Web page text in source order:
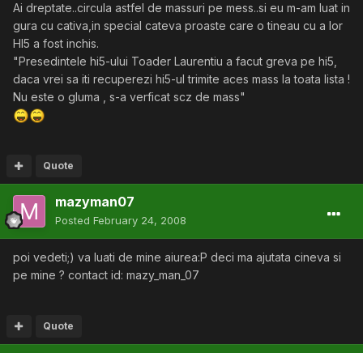
Ai dreptate..circula astfel de massuri pe mess..si eu m-am luat in
gura cu cativa,in special cateva proaste care o tineau cu a lor
HI5 a fost inchis.
"Presedintele hi5-ului Toader Laurentiu a facut greva pe hi5,
daca vrei sa iti recuperezi hi5-ul trimite aces mass la toata lista !
Nu este o gluma , s-a verficat scz de mass"
Quote
mazyman07
Posted February 24, 2008
poi vedeti;) va luati de mine aiurea:P deci ma ajutata cineva si
pe mine ? contact id: mazy_man_07
Quote